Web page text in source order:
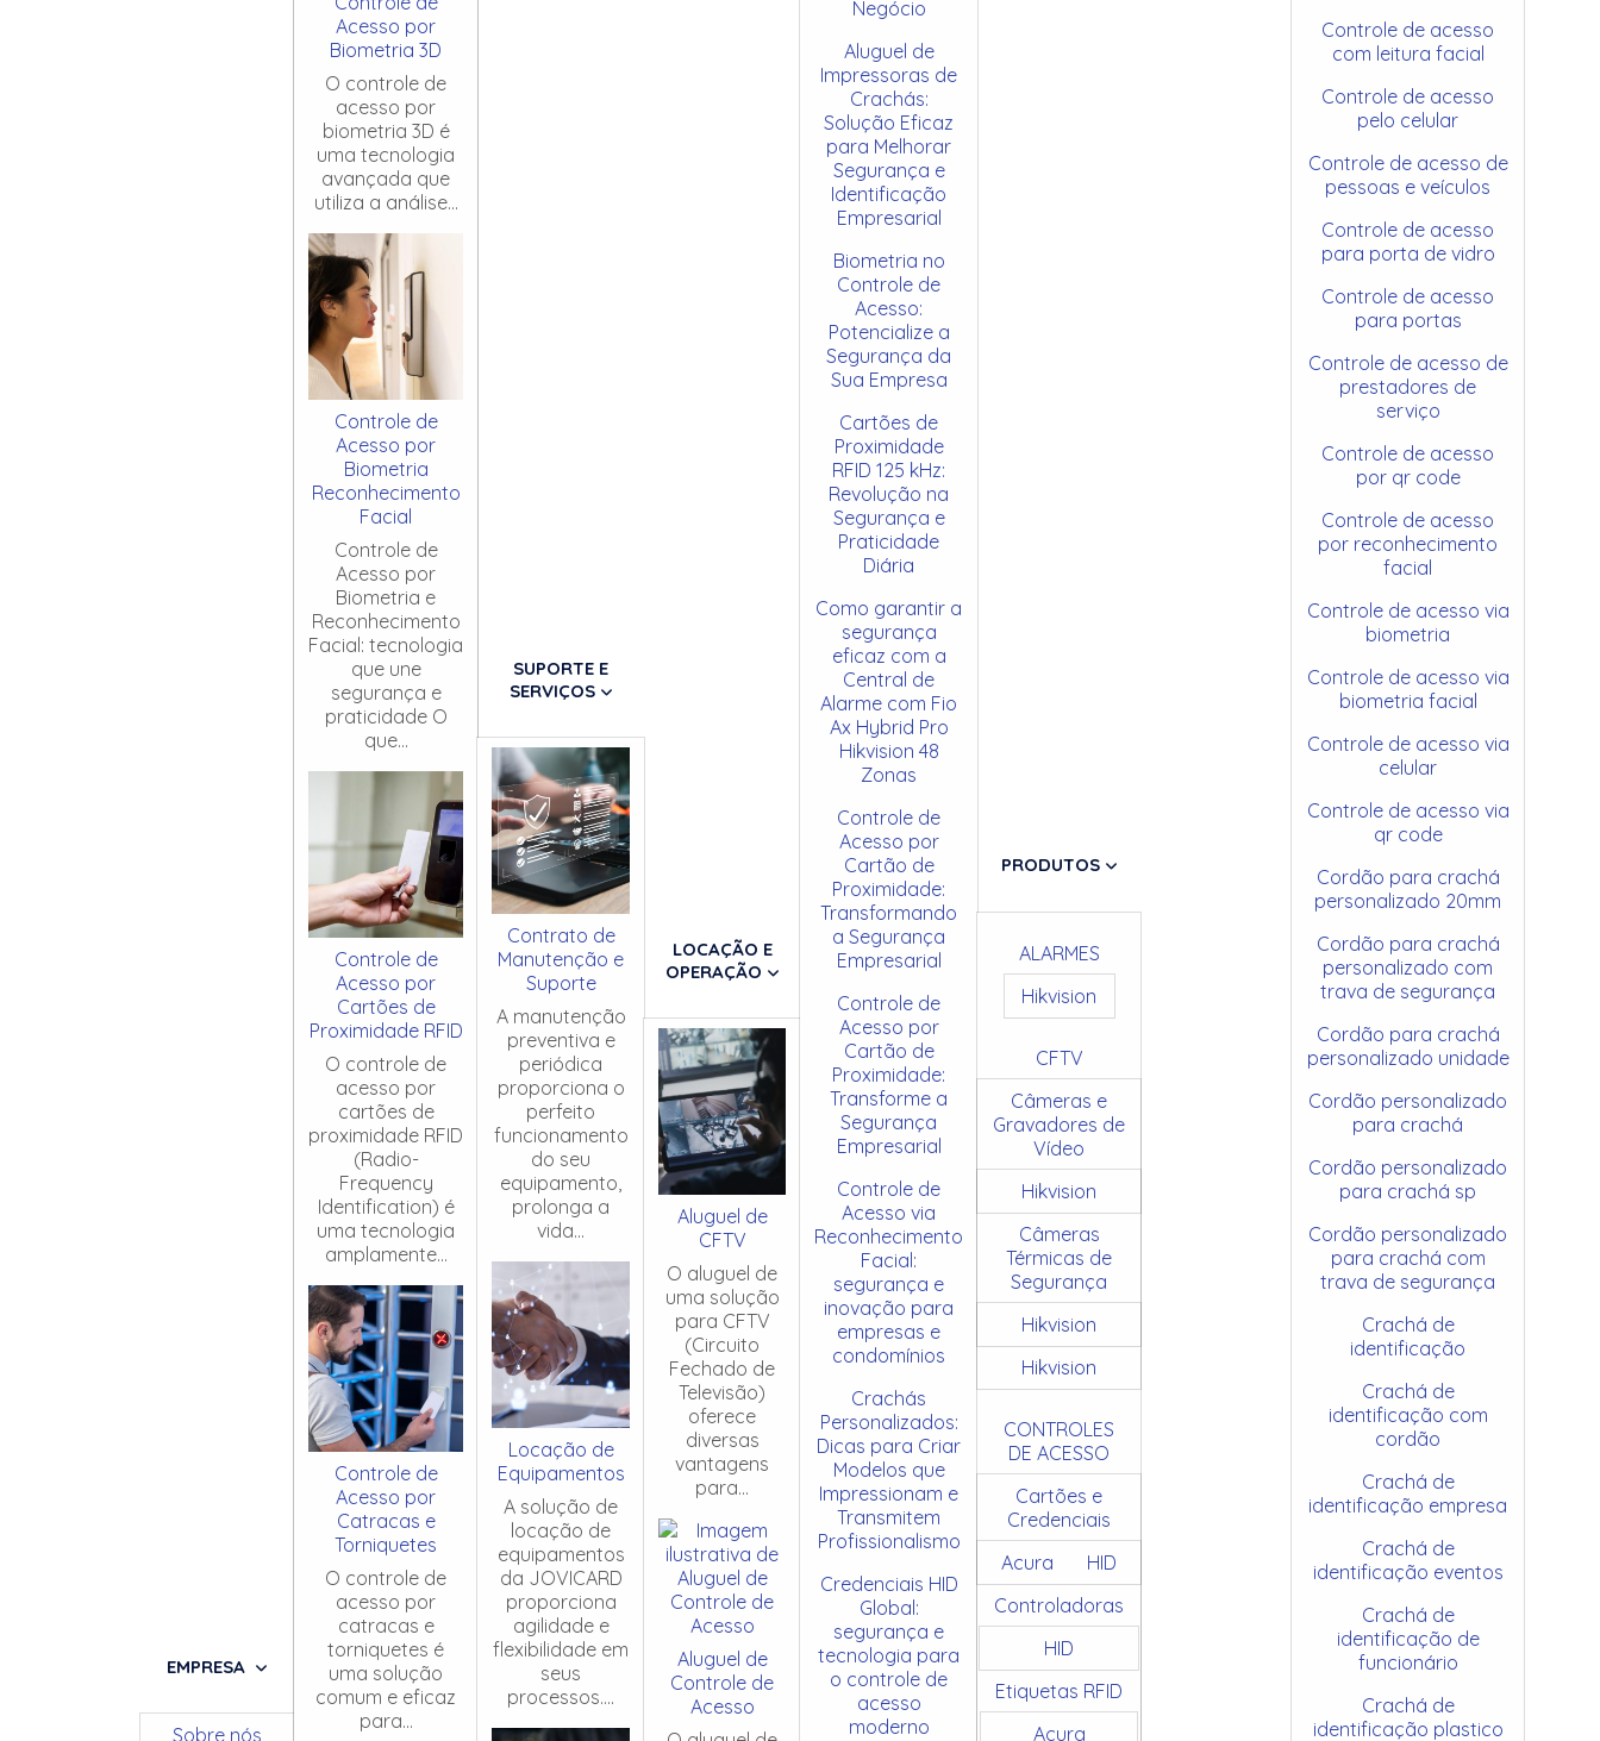
EMPRESA
Sobre nós
Acesso por
Biometria 3D
O controle de
acesso por
biometria 3D é
uma tecnologia
avançada que
utiliza a análise...
Controle de
Acesso por
Biometria
Reconhecimento
Facial
Controle de
Acesso por
Biometria e
Reconhecimento
Facial: tecnologia
que une
segurança e
praticidade O
que...
Controle de
Acesso por
Cartões de
Proximidade RFID
O controle de
acesso por
cartões de
proximidade RFID
(Radio-
Frequency
Identification) é
uma tecnologia
amplamente...
Controle de
Acesso por
Catracas e
Torniquetes
O controle de
acesso por
catracas e
torniquetes é
uma solução
comum e eficaz
para...
SUPORTE E
SERVIÇOS
Contrato de
Manutenção e
Suporte
A manutenção
preventiva e
periódica
proporciona o
perfeito
funcionamento
do seu
equipamento,
prolonga a
vida...
Locação de
Equipamentos
A solução de
locação de
equipamentos
da JOVICARD
proporciona
agilidade e
flexibilidade em
seus
processos....
LOCAÇÃO E
OPERAÇÃO
Aluguel de
CFTV
O aluguel de
uma solução
para CFTV
(Circuito
Fechado de
Televisão)
oferece
diversas
vantagens
para...
Aluguel de
Controle de
Acesso
Negócio
Aluguel de
Impressoras de
Crachás:
Solução Eficaz
para Melhorar
Segurança e
Identificação
Empresarial
Biometria no
Controle de
Acesso:
Potencialize a
Segurança da
Sua Empresa
Cartões de
Proximidade
RFID 125 kHz:
Revolução na
Segurança e
Praticidade
Diária
Como garantir a
segurança
eficaz com a
Central de
Alarme com Fio
Ax Hybrid Pro
Hikvision 48
Zonas
Controle de
Acesso por
Cartão de
Proximidade:
Transformando
a Segurança
Empresarial
Controle de
Acesso por
Cartão de
Proximidade:
Transforme a
Segurança
Empresarial
Controle de
Acesso via
Reconhecimento
Facial:
segurança e
inovação para
empresas e
condomínios
Crachás
Personalizados:
Dicas para Criar
Modelos que
Impressionam e
Transmitem
Profissionalismo
Credenciais HID
Global:
segurança e
tecnologia para
o controle de
acesso
moderno
PRODUTOS
ALARMES
Hikvision
CFTV
Câmeras e
Gravadores de
Vídeo
Hikvision
Câmeras
Térmicas de
Segurança
Hikvision
Hikvision
CONTROLES
DE ACESSO
Cartões e
Credenciais
Acura
HID
Controladoras
HID
Etiquetas RFID
Acura
Controle de acesso
com leitura facial
Controle de acesso
pelo celular
Controle de acesso de
pessoas e veículos
Controle de acesso
para porta de vidro
Controle de acesso
para portas
Controle de acesso de
prestadores de
serviço
Controle de acesso
por qr code
Controle de acesso
por reconhecimento
facial
Controle de acesso via
biometria
Controle de acesso via
biometria facial
Controle de acesso via
celular
Controle de acesso via
qr code
Cordão para crachá
personalizado 20mm
Cordão para crachá
personalizado com
trava de segurança
Cordão para crachá
personalizado unidade
Cordão personalizado
para crachá
Cordão personalizado
para crachá sp
Cordão personalizado
para crachá com
trava de segurança
Crachá de
identificação
Crachá de
identificação com
cordão
Crachá de
identificação empresa
Crachá de
identificação eventos
Crachá de
identificação de
funcionário
Crachá de
identificação plastico